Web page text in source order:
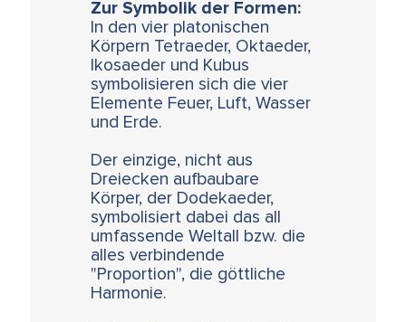
Zur Symbolik der Formen:
In den vier platonischen
Körpern Tetraeder, Oktaeder,
Ikosaeder und Kubus
symbolisieren sich die vier
Elemente Feuer, Luft, Wasser
und Erde.
Der einzige, nicht aus
Dreiecken aufbaubare
Körper, der Dodekaeder,
symbolisiert dabei das all
umfassende Weltall bzw. die
alles verbindende
"Proportion", die göttliche
Harmonie.